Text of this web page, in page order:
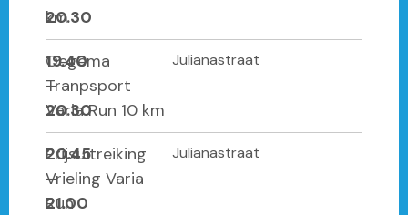
20.30
km
19.40
–
20.30
Oegema
Tranpsport
Varia Run 10 km
Julianastraat
20.45
–
21.00
Prijsuitreiking
Vrieling Varia
Run
Julianastraat